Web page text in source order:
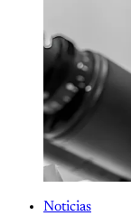
Noticias